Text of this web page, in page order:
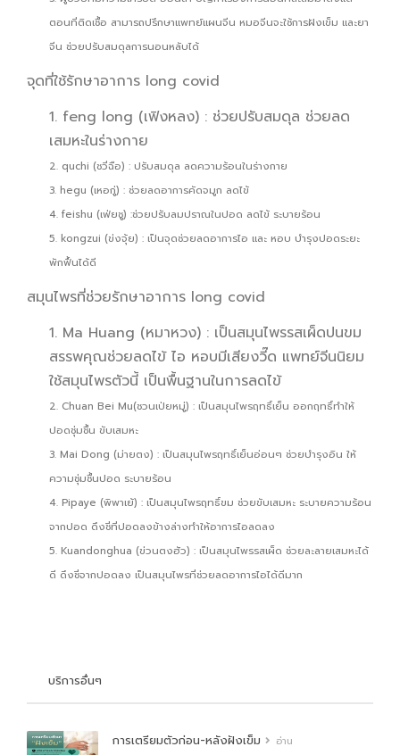
ตอนที่ติดเชื้อ สามารถปรึกษาแพทย์แผนจีน หมอจีนจะใช้การฝังเข็ม และยา
จีน ช่วยปรับสมดุลการนอนหลับได้
จุดที่ใช้รักษาอาการ long covid
1. feng long (เฟิงหลง) : ช่วยปรับสมดุล ช่วยลด
เสมหะในร่างกาย
2. quchi (ชวี่ฉือ) : ปรับสมดุล ลดความร้อนในร่างกาย
3. hegu (เหอกู่) : ช่วยลดอาการคัดจมูก ลดไข้
4. feishu (เฟ่ยชู) :ช่วยปรับลมปราณในปอด ลดไข้ ระบายร้อน
5. kongzui (ข่งจุ้ย) : เป็นจุดช่วยลดอาการไอ และ หอบ บำรุงปอดระยะ
พักฟื้นได้ดี
สมุนไพรที่ช่วยรักษาอาการ long covid
1. Ma Huang (หมาหวง) : เป็นสมุนไพรรสเผ็ดปนขม
สรรพคุณช่วยลดไข้ ไอ หอบมีเสียงวี๊ด แพทย์จีนนิยม
ใช้สมุนไพรตัวนี้ เป็นพื้นฐานในการลดไข้
2. Chuan Bei Mu(ชวนเป่ยหมู่) : เป็นสมุนไพรฤทธิ์เย็น ออกฤทธิ์ทำให้
ปอดชุ่มชื้น ขับเสมหะ
3. Mai Dong (ม่ายตง) : เป็นสมุนไพรฤทธิ์เย็นอ่อนๆ ช่วยบำรุงอิน ให้
ความชุ่มชื้นปอด ระบายร้อน
4. Pipaye (พิพาเย้) : เป็นสมุนไพรฤทธิ์ขม ช่วยขับเสมหะ ระบายความร้อน
จากปอด ดึงชี่ที่ปอดลงข้างล่างทำให้อาการไอลดลง
5. Kuandonghua (ข่วนตงฮัว) : เป็นสมุนไพรรสเผ็ด ช่วยละลายเสมหะได้
ดี ดึงชี่จากปอดลง เป็นสมุนไพรที่ช่วยลดอาการไอได้ดีมาก
บริการอื่นๆ
การเตรียมตัวก่อน-หลังฝังเข็ม
อ่าน